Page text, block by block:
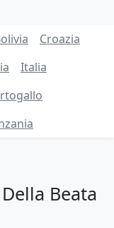
Croazia
Italia
Beata